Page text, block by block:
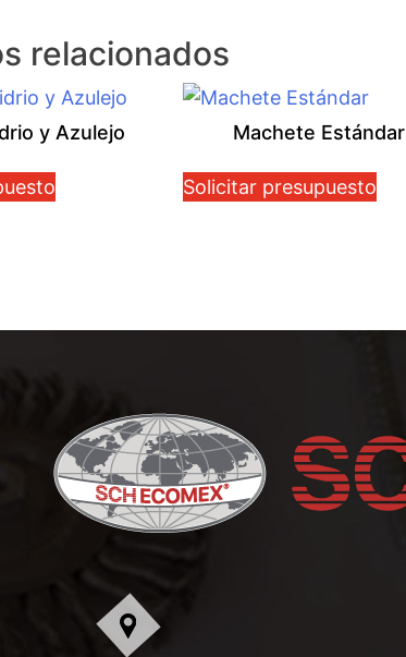
relacionados
y Azulejo Machete Estándar
Solicitar presupuesto